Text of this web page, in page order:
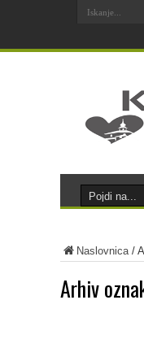
Naslovnica/
Arhiv